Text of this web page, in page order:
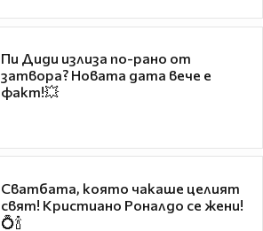
Пи Диди излиза по-рано от
затвора? Новата дата вече е
факт!💥
Сватбата, която чакаше целият
свят! Кристиано Роналдо се жени!
💍🍾